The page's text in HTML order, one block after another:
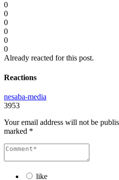
0
0
0
0
0
0
Already reacted for this post.
Reactions
nesaba-media
3953
Your email address will not be
marked *
like